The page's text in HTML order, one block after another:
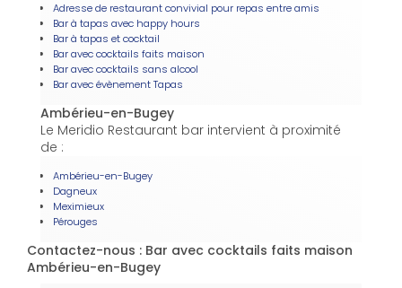
Adresse de restaurant convivial pour repas entre amis
Bar à tapas avec happy hours
Bar à tapas et cocktail
Bar avec cocktails faits maison
Bar avec cocktails sans alcool
Bar avec évènement Tapas
Ambérieu-en-Bugey
Le Meridio Restaurant bar intervient à proximité
de :
Ambérieu-en-Bugey
Dagneux
Meximieux
Pérouges
Contactez-nous : Bar avec cocktails faits maison
Ambérieu-en-Bugey